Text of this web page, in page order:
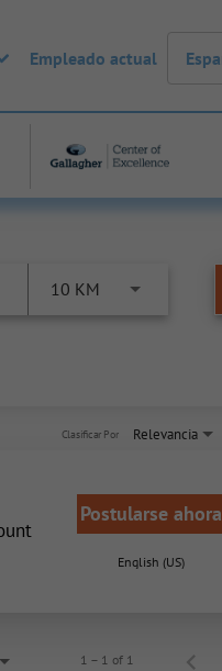
Empleado actual
10 KM
Relevancia
Clasificar Por
Postularse ahora
English (US)
1 – 1 of 1